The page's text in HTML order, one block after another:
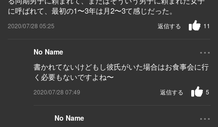
に呼ばれて、最初の1〜3年は月2〜3て感じだった。
2020/07/28 05:25 11
返信する
No Name ...
書かれてないけどもし彼氏がいた場合はお食事会に行
く必要もないですよね〜
2020/07/28 07:49 5
返信する
No Name ...